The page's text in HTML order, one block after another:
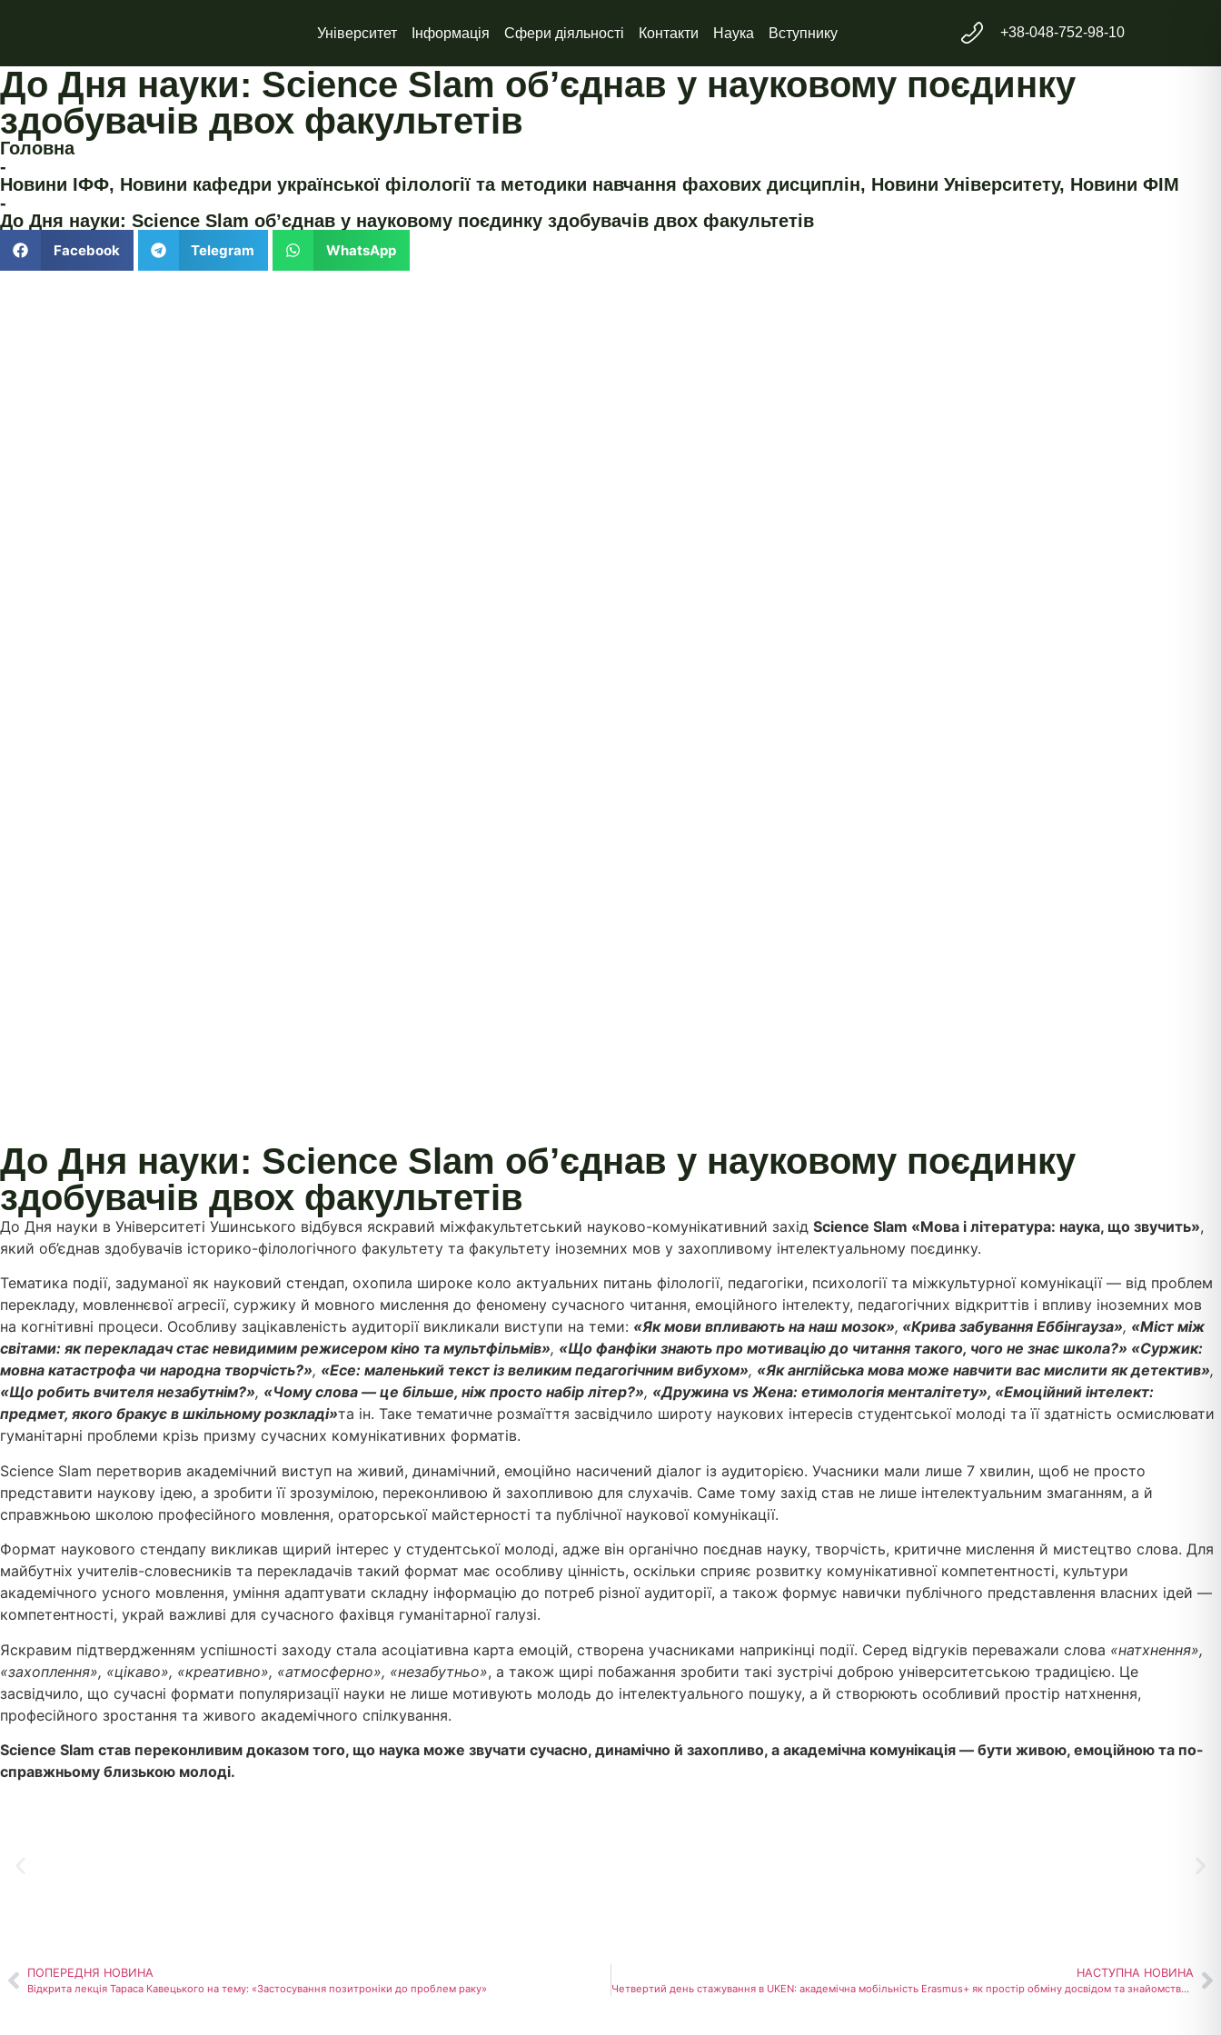
Університет Інформація Сфери діяльності Контакти Наука Вступнику +38-048-752-98-10
До Дня науки: Science Slam об’єднав у науковому поєдинку
здобувачів двох факультетів
Головна
-
Новини ІФФ, Новини кафедри української філології та методики навчання фахових дисциплін, Новини Університету, Новини ФІМ
-
До Дня науки: Science Slam об’єднав у науковому поєдинку здобувачів двох факультетів
Facebook Telegram WhatsApp
До Дня науки: Science Slam об’єднав у науковому поєдинку
здобувачів двох факультетів
До Дня науки в Університеті Ушинського відбувся яскравий міжфакультетський науково-комунікативний захід Science Slam «Мова і література: наука, що звучить»,
який об’єднав здобувачів історико-філологічного факультету та факультету іноземних мов у захопливому інтелектуальному поєдинку.
Тематика події, задуманої як науковий стендап, охопила широке коло актуальних питань філології, педагогіки, психології та міжкультурної комунікації — від проблем
перекладу, мовленнєвої агресії, суржику й мовного мислення до феномену сучасного читання, емоційного інтелекту, педагогічних відкриттів і впливу іноземних мов
на когнітивні процеси. Особливу зацікавленість аудиторії викликали виступи на теми: «Як мови впливають на наш мозок», «Крива забування Еббінгауза», «Міст між
світами: як перекладач стає невидимим режисером кіно та мультфільмів», «Що фанфіки знають про мотивацію до читання такого, чого не знає школа?» «Суржик:
мовна катастрофа чи народна творчість?», «Есе: маленький текст із великим педагогічним вибухом», «Як англійська мова може навчити вас мислити як детектив»,
«Що робить вчителя незабутнім?», «Чому слова — це більше, ніж просто набір літер?», «Дружина vs Жена: етимологія менталітету», «Емоційний інтелект:
предмет, якого бракує в шкільному розкладі»та ін. Таке тематичне розмаїття засвідчило широту наукових інтересів студентської молоді та її здатність осмислювати
гуманітарні проблеми крізь призму сучасних комунікативних форматів.
Science Slam перетворив академічний виступ на живий, динамічний, емоційно насичений діалог із аудиторією. Учасники мали лише 7 хвилин, щоб не просто
представити наукову ідею, а зробити її зрозумілою, переконливою й захопливою для слухачів. Саме тому захід став не лише інтелектуальним змаганням, а й
справжньою школою професійного мовлення, ораторської майстерності та публічної наукової комунікації.
Формат наукового стендапу викликав щирий інтерес у студентської молоді, адже він органічно поєднав науку, творчість, критичне мислення й мистецтво слова. Для
майбутніх учителів-словесників та перекладачів такий формат має особливу цінність, оскільки сприяє розвитку комунікативної компетентності, культури
академічного усного мовлення, уміння адаптувати складну інформацію до потреб різної аудиторії, а також формує навички публічного представлення власних ідей —
компетентності, украй важливі для сучасного фахівця гуманітарної галузі.
Яскравим підтвердженням успішності заходу стала асоціативна карта емоцій, створена учасниками наприкінці події. Серед відгуків переважали слова «натхнення»,
«захоплення», «цікаво», «креативно», «атмосферно», «незабутньо», а також щирі побажання зробити такі зустрічі доброю університетською традицією. Це
засвідчило, що сучасні формати популяризації науки не лише мотивують молодь до інтелектуального пошуку, а й створюють особливий простір натхнення,
професійного зростання та живого академічного спілкування.
Science Slam став переконливим доказом того, що наука може звучати сучасно, динамічно й захопливо, а академічна комунікація — бути живою, емоційною та по-
справжньому близькою молоді.
ПОПЕРЕДНЯ НОВИНА
Відкрита лекція Тараса Кавецького на тему: «Застосування позитроніки до проблем раку»
НАСТУПНА НОВИНА
Четвертий день стажування в UKEN: академічна мобільність Erasmus+ як простір обміну досвідом та знайомства з інноваціями